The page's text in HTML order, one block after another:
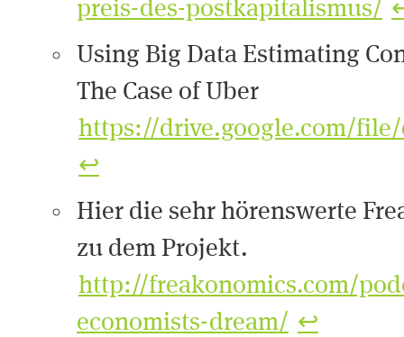
preis-des-postkapitalismus/
Using Big Data Estimating
The Case of Uber
https://drive.google.com/file/
↩
Hier die sehr hörenswerte
zu dem Projekt.
http://freakonomics.com/
economists-dream/ ↩